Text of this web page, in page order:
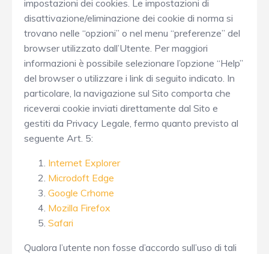
impostazioni dei cookies. Le impostazioni di
disattivazione/eliminazione dei cookie di norma si
trovano nelle “opzioni” o nel menu “preferenze” del
browser utilizzato dall’Utente. Per maggiori
informazioni è possibile selezionare l’opzione “Help”
del browser o utilizzare i link di seguito indicato. In
particolare, la navigazione sul Sito comporta che
riceverai cookie inviati direttamente dal Sito e
gestiti da Privacy Legale, fermo quanto previsto al
seguente Art. 5:
Internet Explorer
Microdoft Edge
Google Crhome
Mozilla Firefox
Safari
Qualora l’utente non fosse d’accordo sull’uso di tali